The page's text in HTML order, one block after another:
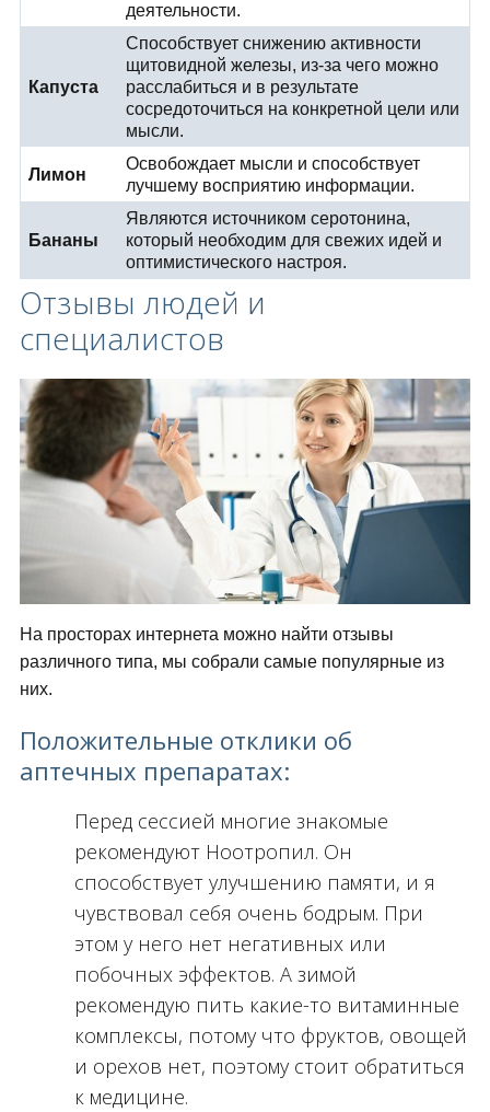
деятельности.
Капуста
Способствует снижению активности
щитовидной железы, из-за чего можно
расслабиться и в результате
сосредоточиться на конкретной цели или
мысли.
Лимон
Освобождает мысли и способствует
лучшему восприятию информации.
Бананы
Являются источником серотонина,
который необходим для свежих идей и
оптимистического настроя.
Отзывы людей и
специалистов
На просторах интернета можно найти отзывы
различного типа, мы собрали самые популярные из
них.
Положительные отклики об
аптечных препаратах:
Перед сессией многие знакомые
рекомендуют Ноотропил. Он
способствует улучшению памяти, и я
чувствовал себя очень бодрым. При
этом у него нет негативных или
побочных эффектов. А зимой
рекомендую пить какие-то витаминные
комплексы, потому что фруктов, овощей
и орехов нет, поэтому стоит обратиться
к медицине.